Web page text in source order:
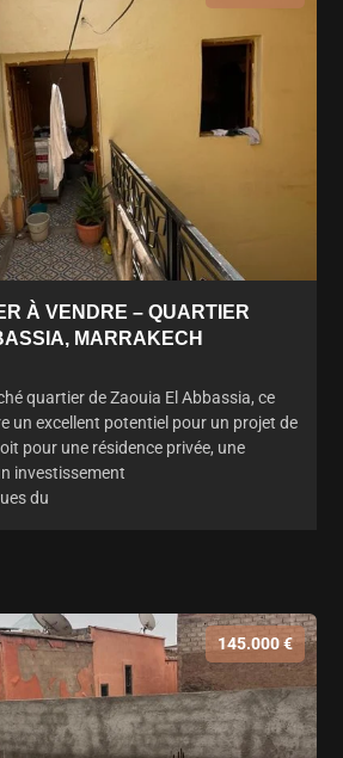
À VENDRE – QUARTIER
MARRAKECH
quartier de Zaouia El Abbassia, ce
un excellent potentiel pour un projet de
pour une résidence privée, une
investissement
du
145.000 €